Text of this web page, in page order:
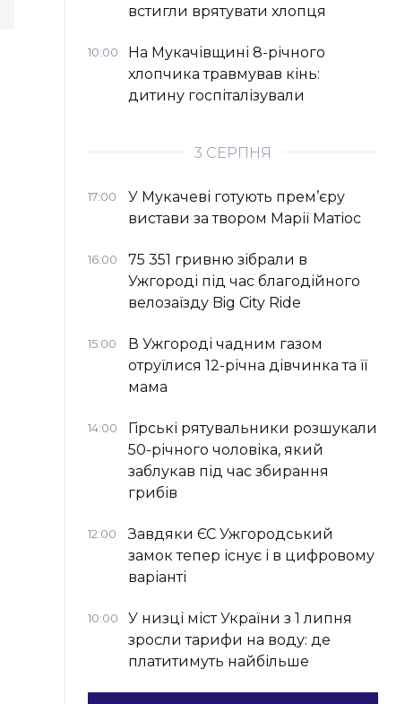
встигли врятувати хлопця
10:00
На Мукачівщині 8-річного
хлопчика травмував кінь:
дитину госпіталізували
3 СЕРПНЯ
17:00
У Мукачеві готують прем’єру
вистави за твором Марії Матіос
16:00
75 351 гривню зібрали в
Ужгороді під час благодійного
велозаїзду Big Сity Ride
15:00
В Ужгороді чадним газом
отруїлися 12-річна дівчинка та її
мама
14:00
Гірські рятувальники розшукали
50-річного чоловіка, який
заблукав під час збирання
грибів
12:00
Завдяки ЄС Ужгородський
замок тепер існує і в цифровому
варіанті
10:00
У низці міст України з 1 липня
зросли тарифи на воду: де
платитимуть найбільше